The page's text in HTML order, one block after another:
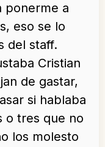
ponerme a
eso se lo
del staff.
Cristian
de gastar,
si hablaba
o tres que no
los molesto